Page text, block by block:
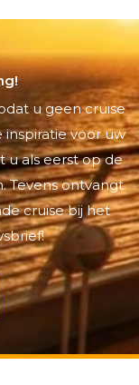
u geen cruise
voor uw
u als eerst op de
Tevens ontvangt
cruise bij het